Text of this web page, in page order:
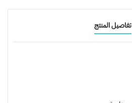
تفاصيل المنتج